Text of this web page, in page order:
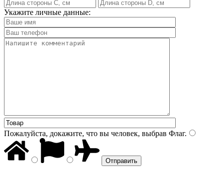
Укажите личные данные:
Пожалуйста, докажите, что вы человек, выбрав Флаг.